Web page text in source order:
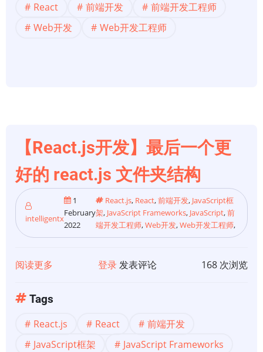
发】
每
应
该
遵
的
React 前端开发
前端开发工程师
Web开发
Web开发工程师
【React.js开发】最后一个更
好的 react.js 文件夹结构
intelligentx
1
February
2022
React.js, React,前端开发, JavaScript框
架, JavaScript Frameworks, JavaScript,前
端开发工程师,Web开发,Web开发工程师,
阅读更多
发】
最
登录发表评论 168 次浏览
Tags
React.js React
前端开发
JavaScript框架
JavaScript Frameworks